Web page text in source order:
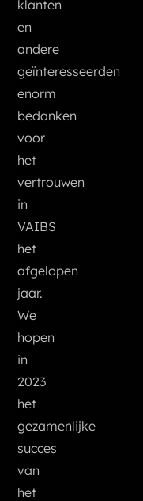
klanten
en
andere
geïnteresseerden
enorm
bedanken
voor
het
vertrouwen
in
VAIBS
het
afgelopen
jaar.
We
hopen
in
2023
het
gezamenlijke
succes
van
het